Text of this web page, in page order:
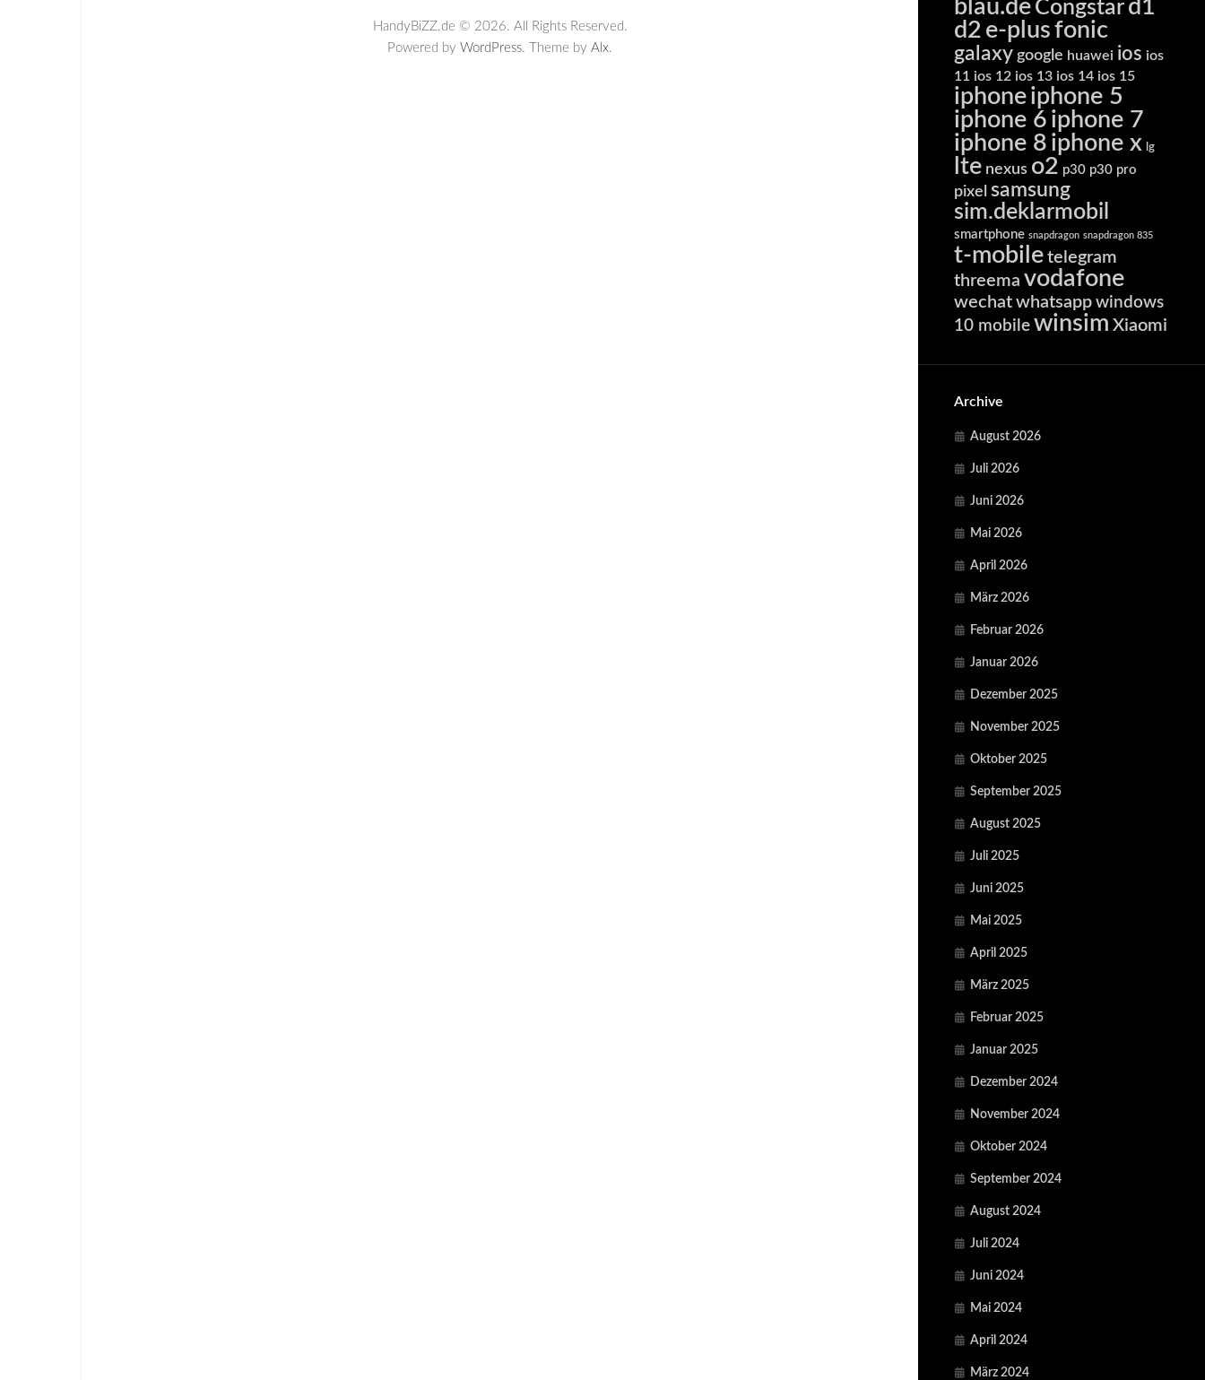
blau.de Congstar d1
d2 e-plusfonic
galaxy google huawei ios ios
11 ios 12 ios 13 ios 14 ios 15
iphoneiphone 5
iphone 6 iphone 7
iphone 8 iphone x lg
lte nexus o2 p30 p30 pro
pixel samsung
sim.deklarmobil
smartphone snapdragon snapdragon 835
t-mobile telegram
threema vodafone
wechat whatsapp windows
10 mobile winsim Xiaomi
Archive
August 2026
Juli 2026
Juni 2026
Mai 2026
April 2026
März 2026
Februar 2026
Januar 2026
Dezember 2025
November 2025
Oktober 2025
September 2025
August 2025
Juli 2025
Juni 2025
Mai 2025
April 2025
März 2025
Februar 2025
Januar 2025
Dezember 2024
November 2024
Oktober 2024
September 2024
August 2024
Juli 2024
Juni 2024
Mai 2024
April 2024
März 2024
HandyBiZZ.de © 2026. All Rights Reserved.
Powered by WordPress. Theme by Alx.